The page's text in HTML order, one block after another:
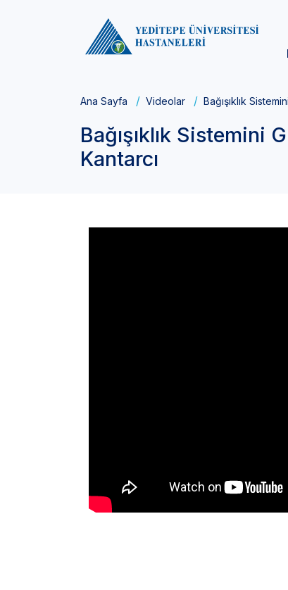
Ana Sayfa Videolar Bağışıklık
Bağışıklık
Kantarcı